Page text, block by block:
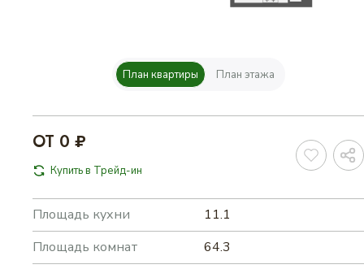
ИЗБРАННОЕ
WEB-КАМЕРА
ОТ 0 ₽
Купить в Трейд-ин
Площадь кухни
11.1
Площадь комнат
64.3
План квартиры План этажа